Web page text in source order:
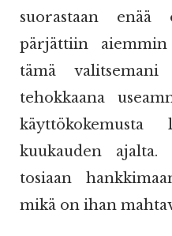
suorastaan enää
pärjättiin
tämä
tehokkaana
kuukauden
tosiaan
mikä on ihan